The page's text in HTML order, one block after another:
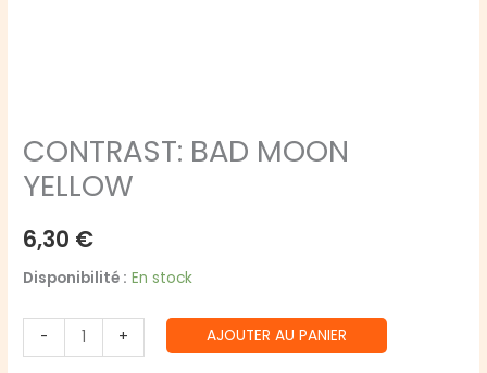
CONTRAST: BAD MOON
YELLOW
6,30 €
Disponibilité : En stock
-
quantité
de
+ AJOUTER AU PANIER